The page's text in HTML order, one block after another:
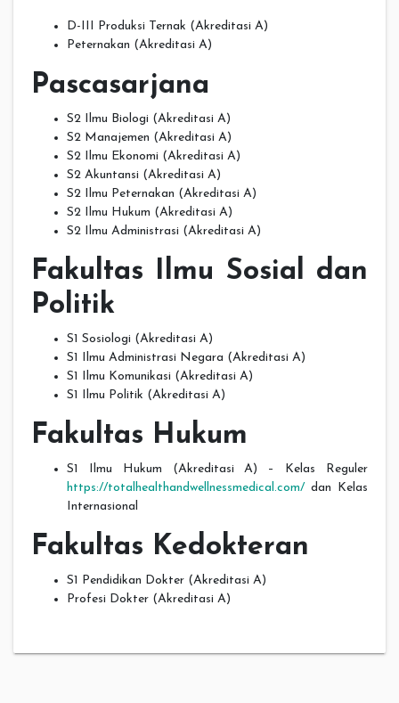
D-III Produksi Ternak (Akreditasi A)
Peternakan (Akreditasi A)
Pascasarjana
S2 Ilmu Biologi (Akreditasi A)
S2 Manajemen (Akreditasi A)
S2 Ilmu Ekonomi (Akreditasi A)
S2 Akuntansi (Akreditasi A)
S2 Ilmu Peternakan (Akreditasi A)
S2 Ilmu Hukum (Akreditasi A)
S2 Ilmu Administrasi (Akreditasi A)
Fakultas Ilmu Sosial dan
Politik
S1 Sosiologi (Akreditasi A)
S1 Ilmu Administrasi Negara (Akreditasi A)
S1 Ilmu Komunikasi (Akreditasi A)
S1 Ilmu Politik (Akreditasi A)
Fakultas Hukum
S1 Ilmu Hukum (Akreditasi A) – Kelas Reguler
https://totalhealthandwellnessmedical.com/dan Kelas
Internasional
Fakultas Kedokteran
S1 Pendidikan Dokter (Akreditasi A)
Profesi Dokter (Akreditasi A)